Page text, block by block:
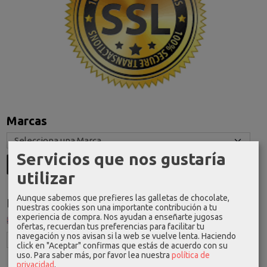
Marcas
Idioma
Servicios que nos gustaría
utilizar
Aunque sabemos que prefieres las galletas de chocolate,
nuestras cookies son una importante contribución a tu
experiencia de compra. Nos ayudan a enseñarte jugosas
ofertas, recuerdan tus preferencias para facilitar tu
navegación y nos avisan si la web se vuelve lenta. Haciendo
click en "Aceptar" confirmas que estás de acuerdo con su
uso. Para saber más, por favor lea nuestra política de
privacidad.